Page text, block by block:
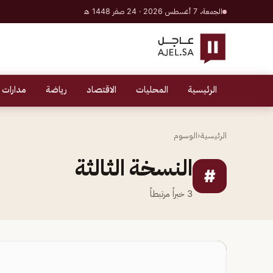
الجمعة، 7 أغسطس 2026 · 24 صفر 1448 هـ
الرئيسية المحليات الاقتصاد رياضة
الرئيسية‹الوسوم
# النسخة الثالثة
3 خبراً مرتبطاً